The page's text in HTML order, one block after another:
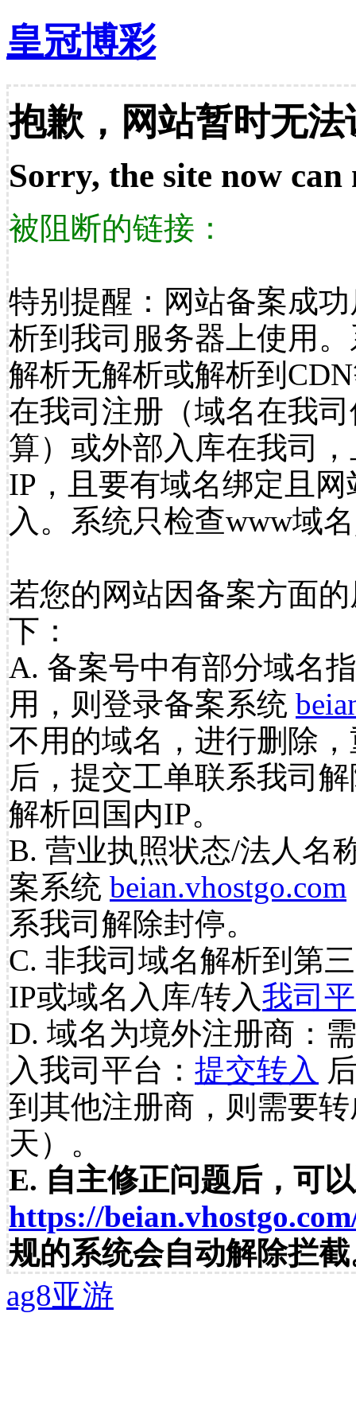
皇冠博彩
抱歉，网站暂时无法
Sorry, the site now can
被阻断的链接：
特别提醒：网站备案成
析到我司服务器上使用
解析无解析或解析到
在我司注册（域名在我
算）或外部入库在我司
IP，且要有域名绑定且
入。系统只检查www域
若您的网站因备案方面
下：
A. 备案号中有部分域名
用，则登录备案系统
不用的域名，进行删除
后，提交工单联系我司
解析回国内IP。
B. 营业执照状态/法人名
案系统 beian.vhostgo.com
系我司解除封停。
C. 非我司域名解析到第
IP或域名入库/转入我司
D. 域名为境外注册商：
入我司平台： 提交转入
到其他注册商，则需要
天）。
E. 自主修正问题后，可
https://
规的系统会自动解除拦
ag8亚游